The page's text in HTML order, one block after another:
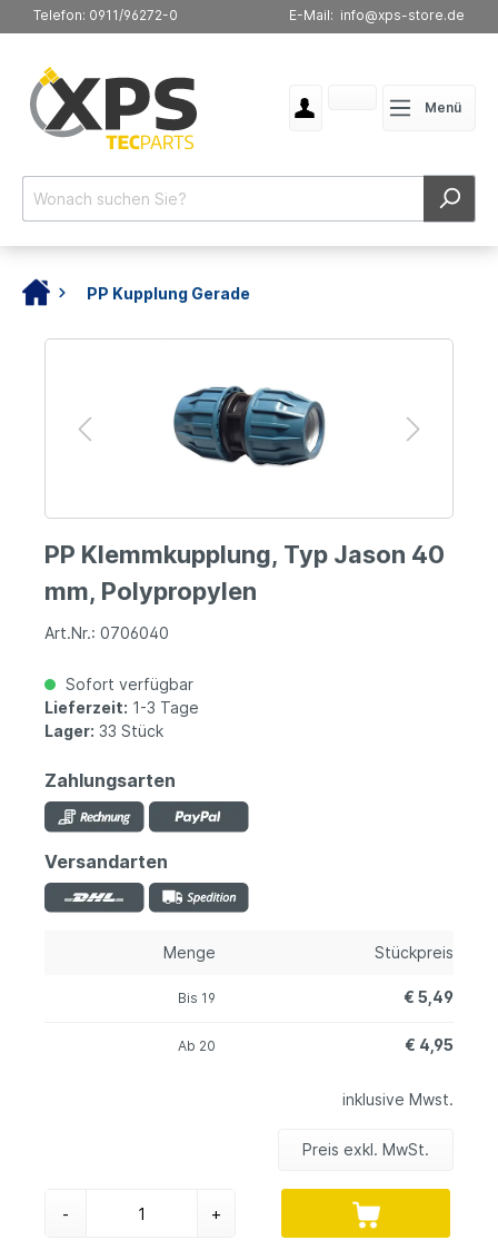
Telefon: 0911/96272-0 E-Mail: info@xps-store.de
Menü
PP Kupplung Gerade
PP Klemmkupplung, Typ Jason 40
mm, Polypropylen
Art.Nr.: 0706040
Sofort verfügbar
Lieferzeit: 1-3 Tage
Lager: 33 Stück
Zahlungsarten
Versandarten
Menge Stückpreis
Bis 19 € 5,49
Ab 20 € 4,95
inklusive Mwst.
Preis exkl. MwSt.
- +